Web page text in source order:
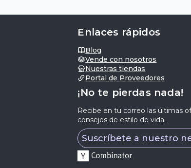
Enlaces rápidos
Blog
Vende con nosotros
Nuestras tiendas
Portal de Proveedores
¡No te pierdas nada!
Recibe en tu correo las últimas
consejos de estilo de vida.
Suscríbete a nuestro